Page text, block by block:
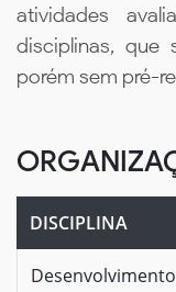
atividades
disciplinas, que
porém sem pré-
DISCIPLINA